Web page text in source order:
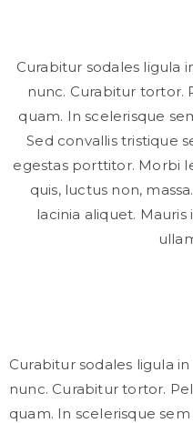
Curabitur sodales ligula
nunc. Curabitur tortor.
quam. In scelerisque
Sed convallis tristique
egestas porttitor. Morbi
quis, luctus non,
lacinia aliquet.
Curabitur sodales ligula
nunc. Curabitur tortor.
quam. In scelerisque